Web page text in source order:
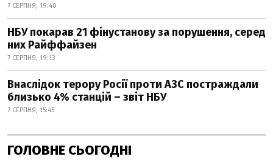
7 СЕРПНЯ, 19:40
НБУ покарав 21 фінустанову за порушення, серед
них Райффайзен
7 СЕРПНЯ, 19:13
Внаслідок терору Росії проти АЗС постраждали
близько 4% станцій – звіт НБУ
7 СЕРПНЯ, 15:45
ГОЛОВНЕ СЬОГОДНІ